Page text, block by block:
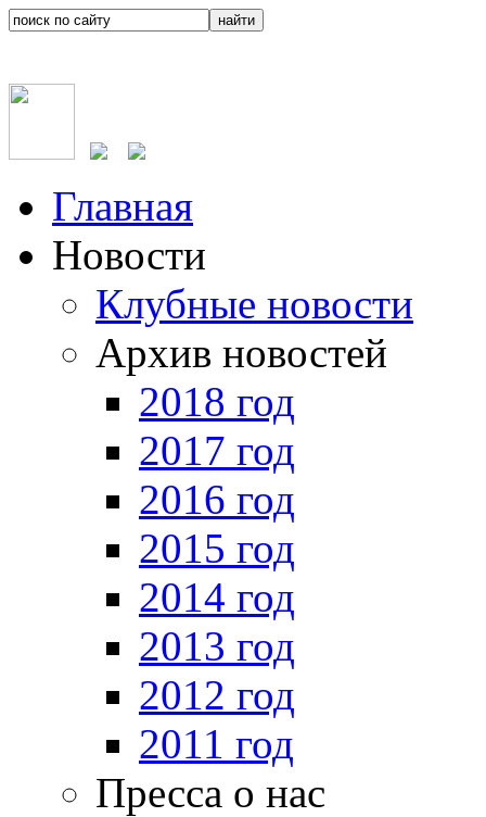
Главная
Новости
Клубные новости
Архив новостей
2018 год
2017 год
2016 год
2015 год
2014 год
2013 год
2012 год
2011 год
Пресса о нас